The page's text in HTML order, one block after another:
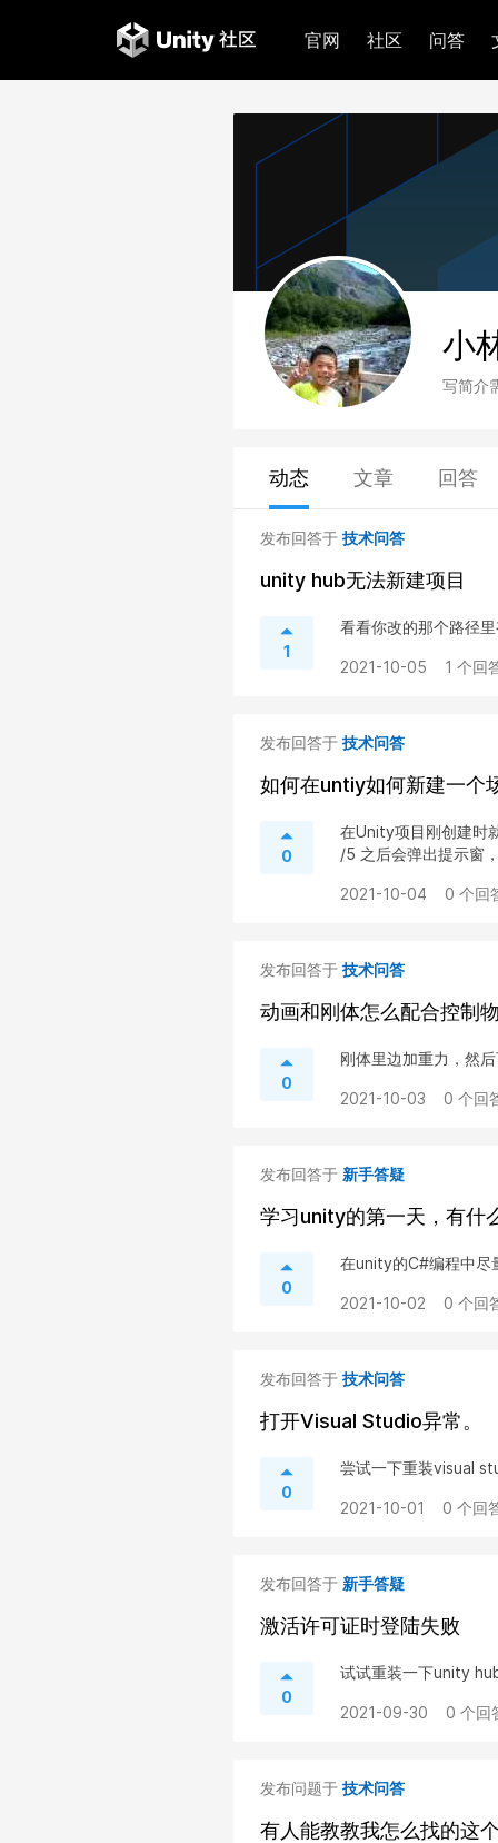
官网 社区 问答
小
写简介
动态 文章 回答
发布回答于 技术问答
unity hub无法新建项目
1
看看你改的那个路径
2021-10-05 1 个回
发布回答于 技术问答
如何在untiy如何新建一个
0
在Unity项目刚创建时
/5 之后会弹出提示窗
2021-10-04 0 个回
发布回答于 技术问答
动画和刚体怎么配合控制
0
刚体里边加重力，然
2021-10-03 0 个回
发布回答于 新手答疑
学习unity的第一天，有什
0
在unity的C#编程中尽
2021-10-02 0 个回
发布回答于 技术问答
打开Visual Studio异常。
0
尝试一下重装visual
2021-10-01 0 个回
发布回答于 新手答疑
激活许可证时登陆失败
0
试试重装一下unity
2021-09-30 0 个回
发布问题于 技术问答
有人能教教我怎么找的这